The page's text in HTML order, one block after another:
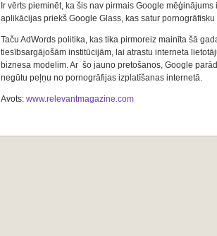
Ir vērts pieminēt, ka šis nav pirmais Google
aplikācijas priekš Google Glass, kas satur
Taču AdWords politika, kas tika pirmoreiz mainīta šā
tiesībsargājošām institūcijām, lai atrastu interneta
biznesa modelim. Ar šo jauno pretošanos, Google
negūtu peļņu no pornogrāfijas izplatīšanas internetā.
Avots: www.relevantmagazine.com